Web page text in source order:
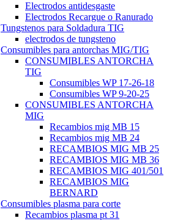
Electrodos antidesgaste
Electrodos Recargue o Ranurado
Tungstenos para Soldadura TIG
electrodos de tungsteno
Consumibles para antorchas MIG/TIG
CONSUMIBLES ANTORCHA
TIG
Consumibles WP 17-26-18
Consumibles WP 9-20-25
CONSUMIBLES ANTORCHA
MIG
Recambios mig MB 15
Recambios mig MB 24
RECAMBIOS MIG MB 25
RECAMBIOS MIG MB 36
RECAMBIOS MIG 401/501
RECAMBIOS MIG
BERNARD
Consumibles plasma para corte
Recambios plasma pt 31